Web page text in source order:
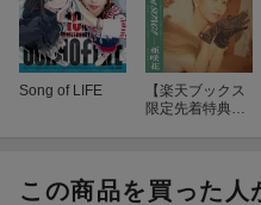
Song of LIFE
【楽天ブックス
限定先着特典】
この商品を買った人